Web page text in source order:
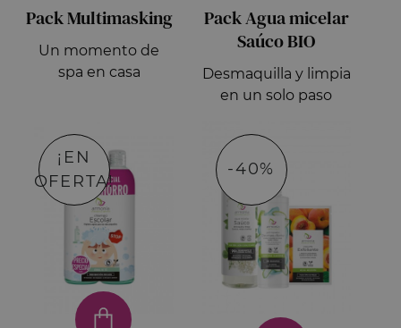
Pack Multimasking
Un momento de
spa en casa
Pack Agua micelar
Saúco BIO
Desmaquilla y limpia
en un solo paso
¡EN
OFERTA!
-40%